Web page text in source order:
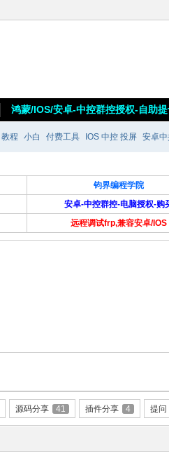
鸿蒙/IOS/安卓-中控群控授权-自助
教程 小白 付费工具 IOS 中控 投屏 安卓
钧界编程学院
安卓-中控群控-电脑授权-购
远程调试frp,兼容安卓/IOS
源码分享 41 插件分享 4 提问